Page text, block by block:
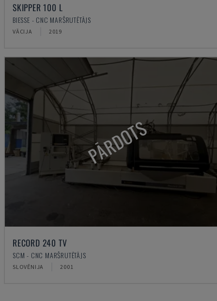
SKIPPER 100 L
BIESSE - CNC MARŠRUTĒTĀJS
VĀCIJA 2019
PĀRDOTS
RECORD 240 TV
SCM - CNC MARŠRUTĒTĀJS
SLOVĒNIJA 2001